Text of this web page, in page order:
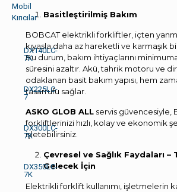
Mobil
Kırıcılar
DX140LC-
7K
DX225LC-
7
DX300LC-
7K
DX350LC-
7K
Basitleştirilmiş Bakım
BOBCAT elektrikli forkliftler, içten
kıyasla daha az hareketli ve karmaşık
Bu durum, bakım ihtiyaçlarını
süresini azaltır. Akü, tahrik motoru ve
odaklanan basit bakım yapısı, hem
tasarrufu sağlar.
ASKO GLOB ALL servis güvencesiyle,
forkliftlerinizi hızlı, kolay ve ekonomik
işletebilirsiniz.
Çevresel ve Sağlık Faydaları –
Gelecek İçin
Elektrikli forklift kullanımı, işletmelerin